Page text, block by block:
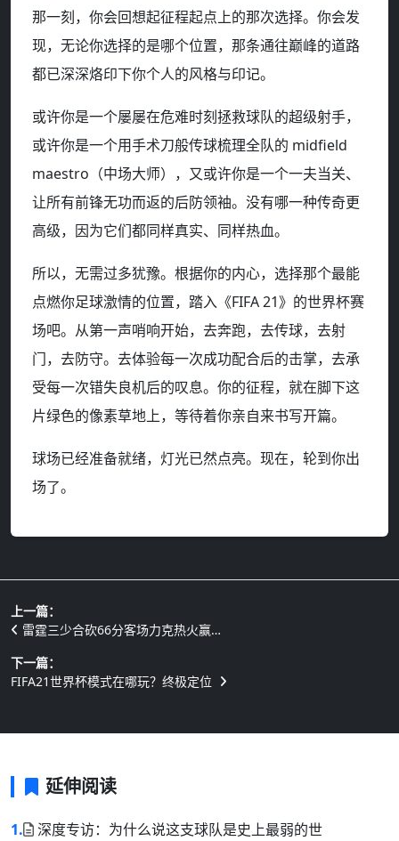
那一刻，你会回想起征程起点上的那次选择。你会发
现，无论你选择的是哪个位置，那条通往巅峰的道路
都已深深烙印下你个人的风格与印记。
或许你是一个屡屡在危难时刻拯救球队的超级射手，
或许你是一个用手术刀般传球梳理全队的 midfield
maestro（中场大师），又或许你是一个一夫当关、
让所有前锋无功而返的后防领袖。没有哪一种传奇更
高级，因为它们都同样真实、同样热血。
所以，无需过多犹豫。根据你的内心，选择那个最能
点燃你足球激情的位置，踏入《FIFA 21》的世界杯赛
场吧。从第一声哨响开始，去奔跑，去传球，去射
门，去防守。去体验每一次成功配合后的击掌，去承
受每一次错失良机后的叹息。你的征程，就在脚下这
片绿色的像素草地上，等待着你亲自来书写开篇。
球场已经准备就绪，灯光已然点亮。现在，轮到你出
场了。
上一篇：
雷霆三少合砍66分客场力克热火赢…
下一篇：
FIFA21世界杯模式在哪玩？终极定位
延伸阅读
1. 深度专访：为什么说这支球队是史上最弱的世